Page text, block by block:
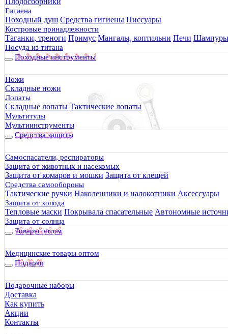
Гигиена
Походный душ Средства гигиены Писсуары
Костровые принадлежности
Таганки, треноги Примус Мангалы, коптильни Печи Шампуры
Посуда из титана
Походные инструменты
Ножи
Складные ножи
Лопаты
Складные лопаты Тактические лопаты
Мультитулы
Мультиинструменты
Средства защиты
Самоспасатели, респираторы
Защита от животных и насекомых
Защита от комаров и мошки Защита от клещей
Средства самообороны
Тактические ручки Наколенники и налокотники Аксессуары
Защита от холода
Тепловые маски Покрывала спасательные Автономные
Защита от солнца
Товары оптом
Медицинские товары оптом
Подарки
Подарочные наборы
Доставка
Как купить
Акции
Контакты
Доставка по России
Вам доступны следующие службы доставки:
• До ПВЗ (пункт самовывоза) СДЭК, DPD, КСЕ,
• Почта России и EMS;
Доставка за пределы Российской Федерации
Мы доставляем в Казахстан и Беларусь:
• Доставка в Казахстан возможна ТК
• Доставка в Беларусь (СДЭК, Почта РФ)
Оплата
Юридическим лицам
• оплата по счёту безналичным переводом;
• оплата наличными в центральном офисе.
Физическим лицам